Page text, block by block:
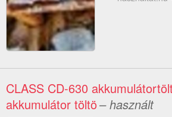
CLASS CD-630
akkumulátor töltö– használt